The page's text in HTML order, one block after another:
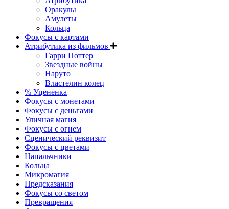
Оракулы
Амулеты
Кольца
Фокусы с картами
Атрибутика из фильмов
Гарри Поттер
Звездные войны
Наруто
Властелин колец
% Уцененка
Фокусы с монетами
Фокусы с деньгами
Уличная магия
Фокусы с огнем
Сценический реквизит
Фокусы с цветами
Напальчники
Кольца
Микромагия
Предсказания
Фокусы со светом
Превращения